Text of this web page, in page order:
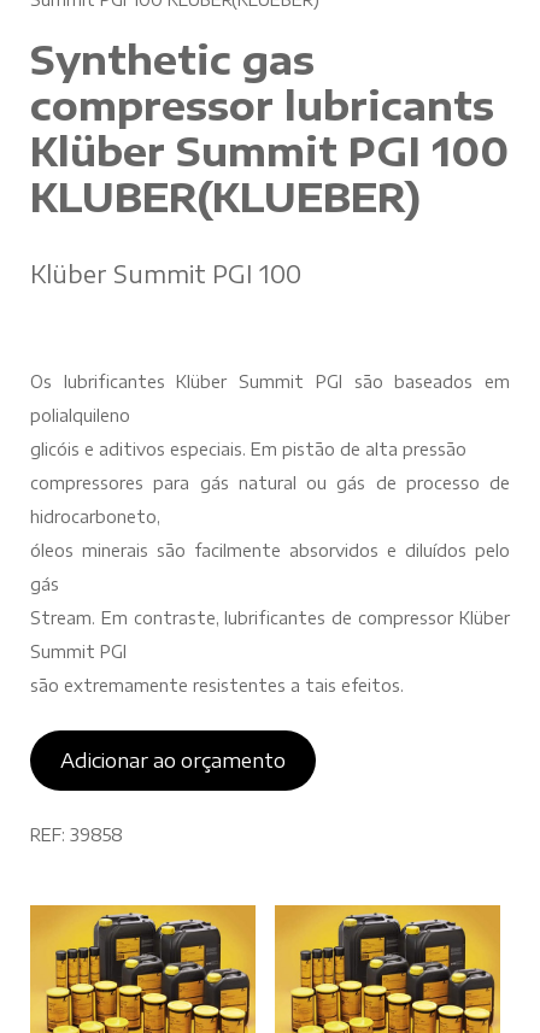
Synthetic gas
compressor lubricants
Klüber Summit PGI 100
KLUBER(KLUEBER)
Klüber Summit PGI 100
Os lubrificantes Klüber Summit PGI são baseados em
polialquileno
glicóis e aditivos especiais. Em pistão de alta pressão
compressores para gás natural ou gás de processo de
hidrocarboneto,
óleos minerais são facilmente absorvidos e diluídos pelo
gás
Stream. Em contraste, lubrificantes de compressor Klüber
Summit PGI
são extremamente resistentes a tais efeitos.
Adicionar ao orçamento
REF: 39858